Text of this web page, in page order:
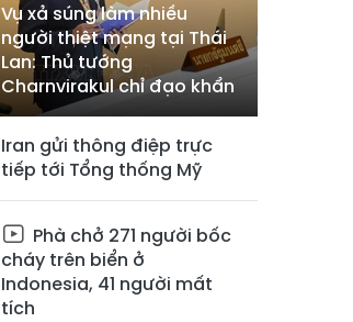
Vụ xả súng làm nhiều
người thiệt mạng tại Thái
Lan: Thủ tướng
Charnvirakul chỉ đạo khẩn
Iran gửi thông điệp trực
tiếp tới Tổng thống Mỹ
Phà chở 271 người bốc
cháy trên biển ở
Indonesia, 41 người mất
tích